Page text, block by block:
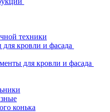
техники
кровли и фасада
для кровли и фасада
конька